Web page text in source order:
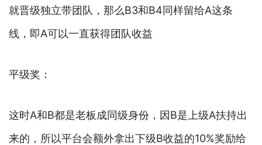
就晋级独立带团队，那么B3和B4同样留给A这条
线，即A可以一直获得团队收益
平级奖：
这时A和B都是老板成同级身份，因B是上级A扶持出
来的，所以平台会额外拿出下级B收益的10%奖励给